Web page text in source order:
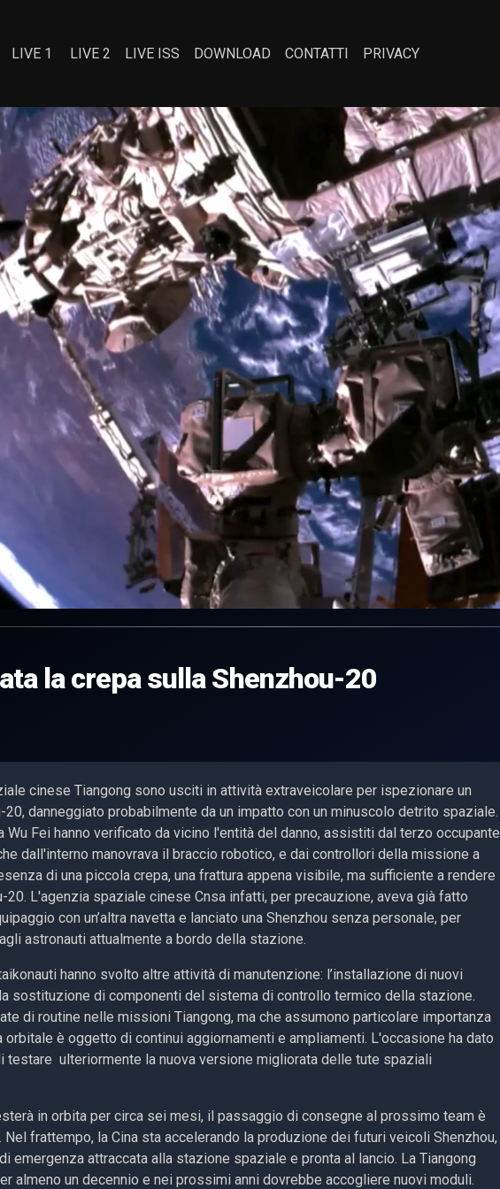
LIVE 1 LIVE 2 LIVE ISS DOWNLOAD CONTATTI PRIVACY
la crepa sulla Shenzhou-20
cinese Tiangong sono usciti in attività extraveicolare per ispezionare un
danneggiato probabilmente da un impatto con un minuscolo detrito spaziale.
Wu Fei hanno verificato da vicino l'entità del danno, assistiti dal terzo occupante
dall'interno manovrava il braccio robotico, e dai controllori della missione a
di una piccola crepa, una frattura appena visibile, ma sufficiente a rendere
20. L'agenzia spaziale cinese Cnsa infatti, per precauzione, aveva già fatto
con un’altra navetta e lanciato una Shenzhou senza personale, per
astronauti attualmente a bordo della stazione.
hanno svolto altre attività di manutenzione: l’installazione di nuovi
sostituzione di componenti del sistema di controllo termico della stazione.
di routine nelle missioni Tiangong, ma che assumono particolare importanza
è oggetto di continui aggiornamenti e ampliamenti. L'occasione ha dato
testare ulteriormente la nuova versione migliorata delle tute spaziali
in orbita per circa sei mesi, il passaggio di consegne al prossimo team è
frattempo, la Cina sta accelerando la produzione dei futuri veicoli Shenzhou,
emergenza attraccata alla stazione spaziale e pronta al lancio. La Tiangong
almeno un decennio e nei prossimi anni dovrebbe accogliere nuovi moduli.